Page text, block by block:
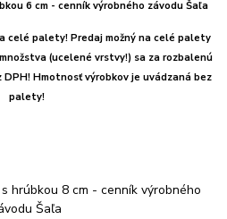
celé palety! Predaj možný na celé palety
(ucelené vrstvy!) sa za rozbalenú
DPH! Hmotnosť výrobkov je uvádzaná bez
palety!